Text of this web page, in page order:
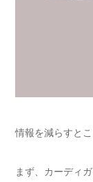
情報を減らすとこ
まず、カーディ